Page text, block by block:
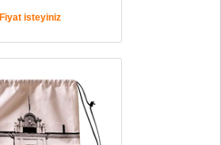
Fiyat isteyiniz